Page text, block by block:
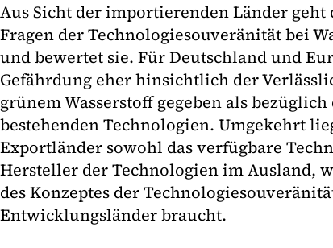
Aus Sicht der importierenden Länder
Fragen der Technologiesouveränität bei
und bewertet sie. Für Deutschland und
Gefährdung eher hinsichtlich der
grünem Wasserstoff gegeben als bezüglich
bestehenden Technologien. Umgekehrt
Exportländer sowohl das verfügbare
Hersteller der Technologien im Ausland,
des Konzeptes der
Entwicklungsländer braucht.